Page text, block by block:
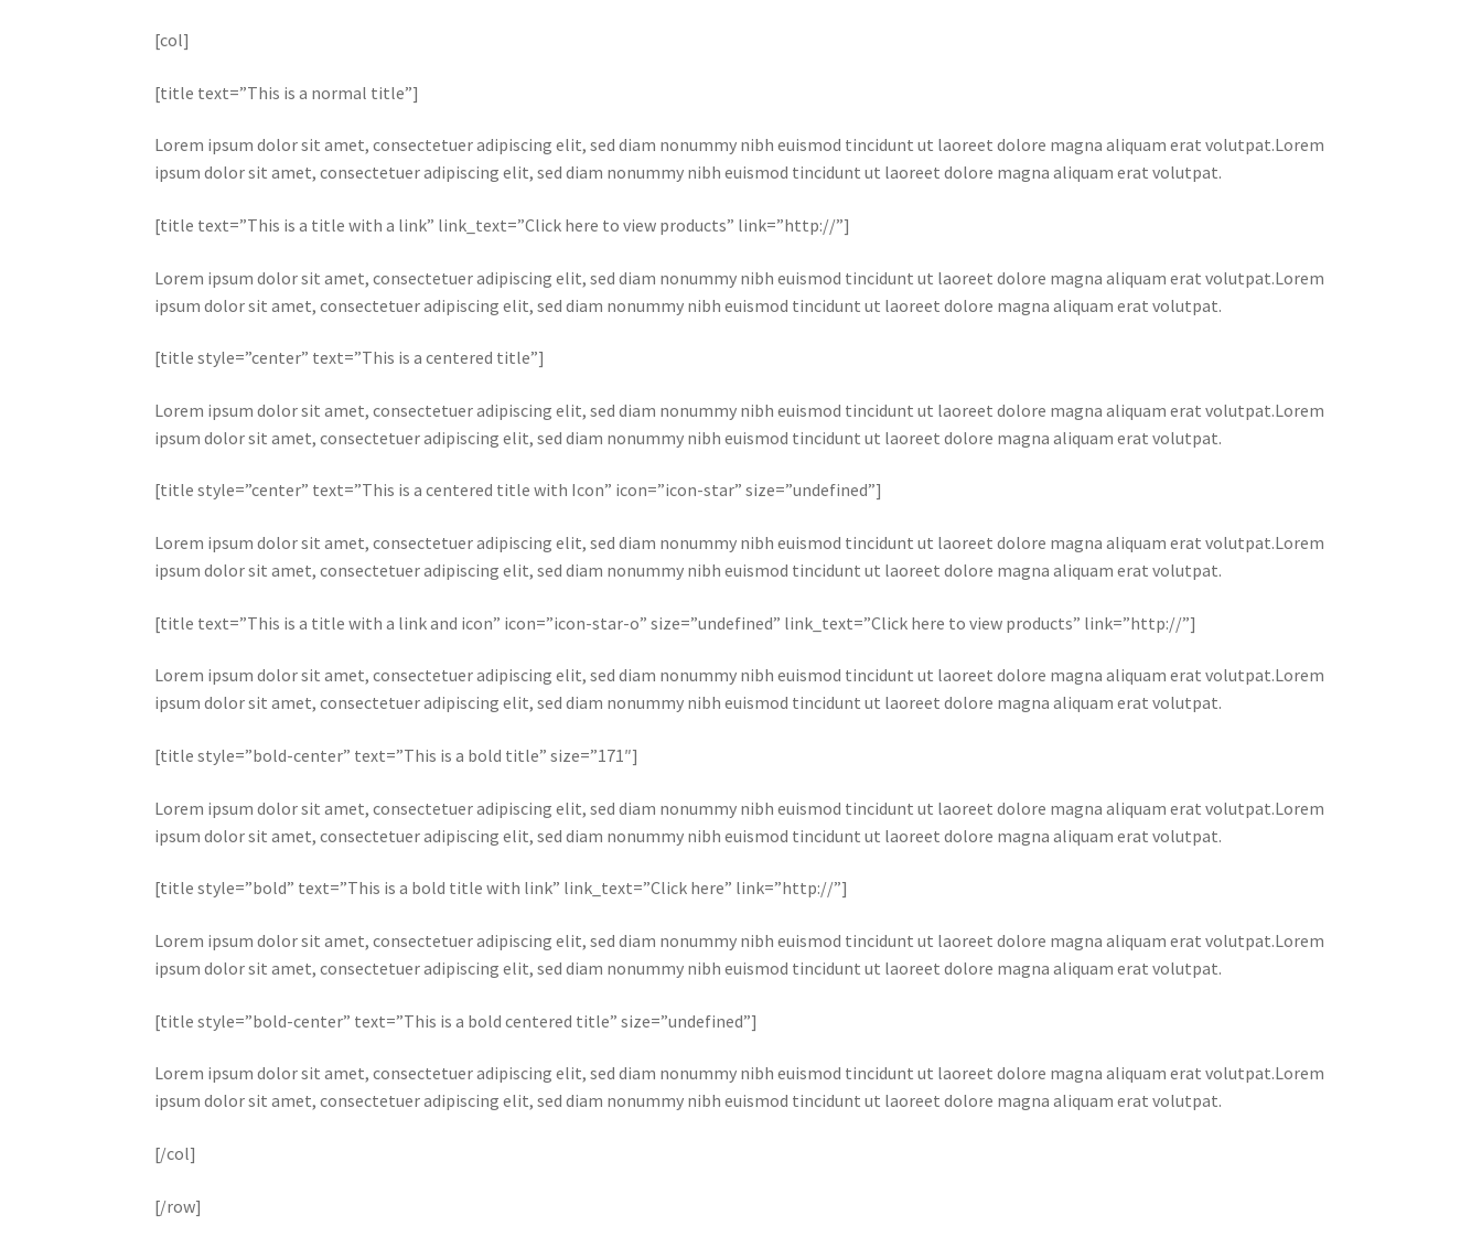
[col]
[title text=”This is a normal title”]
Lorem ipsum dolor sit amet, consectetuer adipiscing elit, sed diam nonummy nibh euismod tincidunt ut laoreet dolore magna aliquam erat volutpat.Lorem
ipsum dolor sit amet, consectetuer adipiscing elit, sed diam nonummy nibh euismod tincidunt ut laoreet dolore magna aliquam erat volutpat.
[title text=”This is a title with a link” link_text=”Click here to view products” link=”http://”]
Lorem ipsum dolor sit amet, consectetuer adipiscing elit, sed diam nonummy nibh euismod tincidunt ut laoreet dolore magna aliquam erat volutpat.Lorem
ipsum dolor sit amet, consectetuer adipiscing elit, sed diam nonummy nibh euismod tincidunt ut laoreet dolore magna aliquam erat volutpat.
[title style=”center” text=”This is a centered title”]
Lorem ipsum dolor sit amet, consectetuer adipiscing elit, sed diam nonummy nibh euismod tincidunt ut laoreet dolore magna aliquam erat volutpat.Lorem
ipsum dolor sit amet, consectetuer adipiscing elit, sed diam nonummy nibh euismod tincidunt ut laoreet dolore magna aliquam erat volutpat.
[title style=”center” text=”This is a centered title with Icon” icon=”icon-star” size=”undefined”]
Lorem ipsum dolor sit amet, consectetuer adipiscing elit, sed diam nonummy nibh euismod tincidunt ut laoreet dolore magna aliquam erat volutpat.Lorem
ipsum dolor sit amet, consectetuer adipiscing elit, sed diam nonummy nibh euismod tincidunt ut laoreet dolore magna aliquam erat volutpat.
[title text=”This is a title with a link and icon” icon=”icon-star-o” size=”undefined” link_text=”Click here to view products” link=”http://”]
Lorem ipsum dolor sit amet, consectetuer adipiscing elit, sed diam nonummy nibh euismod tincidunt ut laoreet dolore magna aliquam erat volutpat.Lorem
ipsum dolor sit amet, consectetuer adipiscing elit, sed diam nonummy nibh euismod tincidunt ut laoreet dolore magna aliquam erat volutpat.
[title style=”bold-center” text=”This is a bold title” size=”171″]
Lorem ipsum dolor sit amet, consectetuer adipiscing elit, sed diam nonummy nibh euismod tincidunt ut laoreet dolore magna aliquam erat volutpat.Lorem
ipsum dolor sit amet, consectetuer adipiscing elit, sed diam nonummy nibh euismod tincidunt ut laoreet dolore magna aliquam erat volutpat.
[title style=”bold” text=”This is a bold title with link” link_text=”Click here” link=”http://”]
Lorem ipsum dolor sit amet, consectetuer adipiscing elit, sed diam nonummy nibh euismod tincidunt ut laoreet dolore magna aliquam erat volutpat.Lorem
ipsum dolor sit amet, consectetuer adipiscing elit, sed diam nonummy nibh euismod tincidunt ut laoreet dolore magna aliquam erat volutpat.
[title style=”bold-center” text=”This is a bold centered title” size=”undefined”]
Lorem ipsum dolor sit amet, consectetuer adipiscing elit, sed diam nonummy nibh euismod tincidunt ut laoreet dolore magna aliquam erat volutpat.Lorem
ipsum dolor sit amet, consectetuer adipiscing elit, sed diam nonummy nibh euismod tincidunt ut laoreet dolore magna aliquam erat volutpat.
[/col]
[/row]